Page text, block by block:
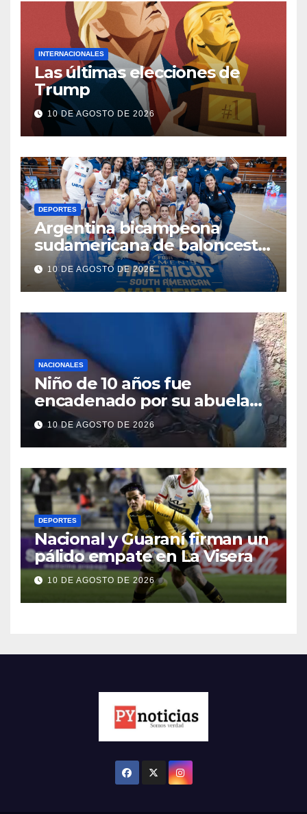
INTERNACIONALES
Las últimas elecciones de
Trump
10 DE AGOSTO DE 2026
DEPORTES
Argentina bicampeona
sudamericana de baloncesto,
Paraguay en quinto lugar
10 DE AGOSTO DE 2026
NACIONALES
Niño de 10 años fue
encadenado por su abuela
en Zeballos Cue, según
denuncia
10 DE AGOSTO DE 2026
DEPORTES
Nacional y Guaraní firman un
pálido empate en La Visera
10 DE AGOSTO DE 2026